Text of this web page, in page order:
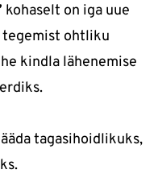
kohaselt on iga uue
tegemist ohtliku
kindla lähenemise
tagasihoidlikuks,